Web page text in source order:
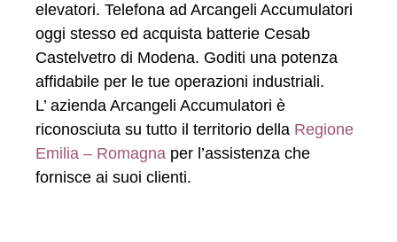
elevatori. Telefona ad Arcangeli Accumulatori
oggi stesso ed acquista batterie Cesab
Castelvetro di Modena. Goditi una potenza
affidabile per le tue operazioni industriali.
L’ azienda Arcangeli Accumulatori è
riconosciuta su tutto il territorio della Regione
Emilia – Romagna per l’assistenza che
fornisce ai suoi clienti.